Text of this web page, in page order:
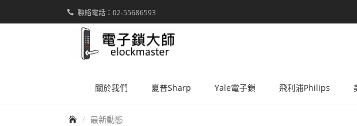
聯絡電話：02-55686593
elockmaster
關於我們 夏普Sharp Yale電子鎖 飛利浦Philips
首頁 最新動態